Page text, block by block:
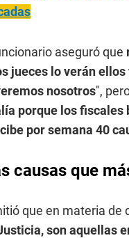
aseguró que
jueces lo verán
nosotros",
porque los
por semana 40
causas que
que en materia de
son aquellas